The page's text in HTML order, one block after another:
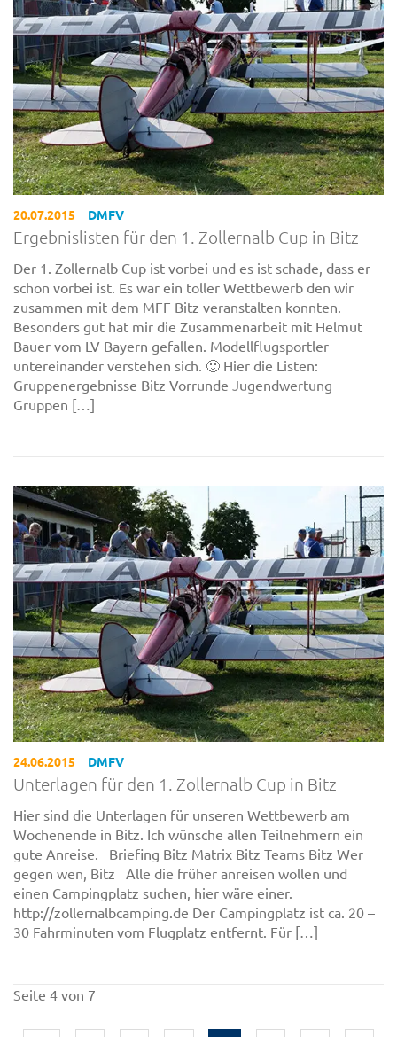
20.07.2015 DMFV
Ergebnislisten für den 1. Zollernalb Cup in Bitz
Der 1. Zollernalb Cup ist vorbei und es ist schade, dass er
schon vorbei ist. Es war ein toller Wettbewerb den wir
zusammen mit dem MFF Bitz veranstalten konnten.
Besonders gut hat mir die Zusammenarbeit mit Helmut
Bauer vom LV Bayern gefallen. Modellflugsportler
untereinander verstehen sich. 🙂 Hier die Listen:
Gruppenergebnisse Bitz Vorrunde Jugendwertung
Gruppen […]
24.06.2015 DMFV
Unterlagen für den 1. Zollernalb Cup in Bitz
Hier sind die Unterlagen für unseren Wettbewerb am
Wochenende in Bitz. Ich wünsche allen Teilnehmern ein
gute Anreise. Briefing Bitz Matrix Bitz Teams Bitz Wer
gegen wen, Bitz Alle die früher anreisen wollen und
einen Campingplatz suchen, hier wäre einer.
http://zollernalbcamping.de Der Campingplatz ist ca. 20 –
30 Fahrminuten vom Flugplatz entfernt. Für […]
Seite 4 von 7